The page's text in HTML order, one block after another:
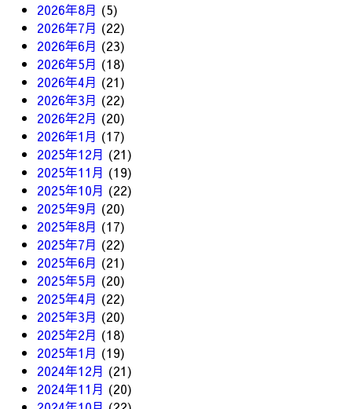
2026年8月 (5)
2026年7月 (22)
2026年6月 (23)
2026年5月 (18)
2026年4月 (21)
2026年3月 (22)
2026年2月 (20)
2026年1月 (17)
2025年12月 (21)
2025年11月 (19)
2025年10月 (22)
2025年9月 (20)
2025年8月 (17)
2025年7月 (22)
2025年6月 (21)
2025年5月 (20)
2025年4月 (22)
2025年3月 (20)
2025年2月 (18)
2025年1月 (19)
2024年12月 (21)
2024年11月 (20)